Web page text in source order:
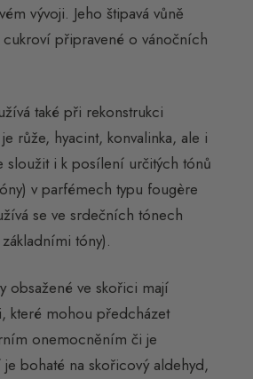
vývoji. Jeho štipavá vůně
cukroví připravené o vánočních
také při rekonstrukci
růže, hyacint, konvalinka, ale i
sloužit i k posílení určitých tónů
v parfémech typu fougère
se ve srdečních tónech
tóny).
obsažené ve skořici mají
které mohou předcházet
onemocněním či je
bohaté na skořicový aldehyd,